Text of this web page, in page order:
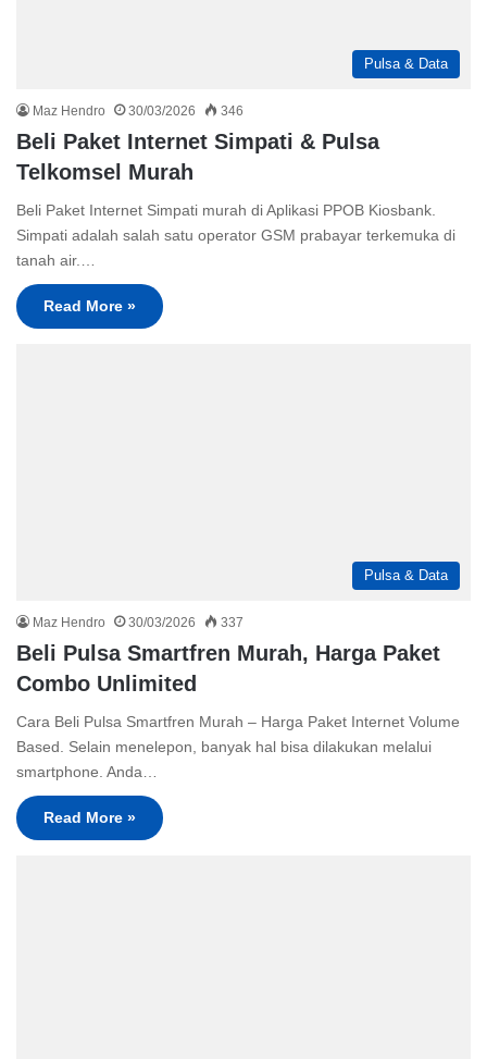
Pulsa & Data
Maz Hendro 30/03/2026 346
Beli Paket Internet Simpati & Pulsa
Telkomsel Murah
Beli Paket Internet Simpati murah di Aplikasi PPOB Kiosbank.
Simpati adalah salah satu operator GSM prabayar terkemuka di
tanah air.…
Read More »
Pulsa & Data
Maz Hendro 30/03/2026 337
Beli Pulsa Smartfren Murah, Harga Paket
Combo Unlimited
Cara Beli Pulsa Smartfren Murah – Harga Paket Internet Volume
Based. Selain menelepon, banyak hal bisa dilakukan melalui
smartphone. Anda…
Read More »